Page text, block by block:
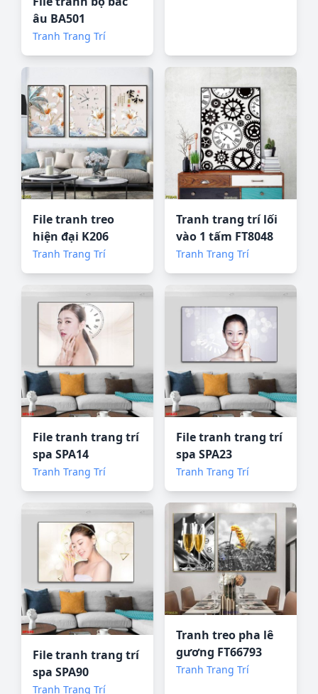
âu BA501
Tranh Trang Trí
File tranh treo
hiện đại K206
Tranh Trang Trí
Tranh trang trí lối
vào 1 tấm FT8048
Tranh Trang Trí
File tranh trang trí
spa SPA14
Tranh Trang Trí
File tranh trang trí
spa SPA23
Tranh Trang Trí
File tranh trang trí
spa SPA90
Tranh Trang Trí
Tranh treo pha lê
gương FT66793
Tranh Trang Trí